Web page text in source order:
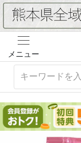
メニュー